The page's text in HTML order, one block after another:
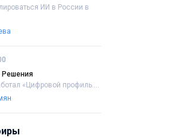
ИИ в России в
Решения
«Цифровой профиль....